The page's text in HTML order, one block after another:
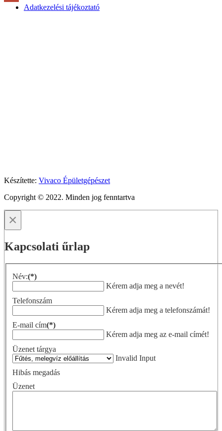
Adatkezelési tájékoztató
Készítette: Vivaco Épületgépészet
Copyright © 2022. Minden jog fenntartva
×
Kapcsolati űrlap
Név:(*)
Kérem adja meg a nevét!
Telefonszám
Kérem adja meg a telefonszámát!
E-mail cím(*)
Kérem adja meg az e-mail címét!
Üzenet tárgya
Invalid Input
Hibás megadás
Üzenet